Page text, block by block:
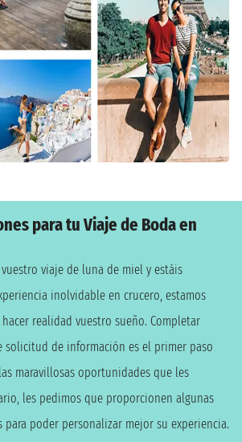
para tu Viaje de Boda en
viaje de luna de miel y estáis
inolvidable en crucero, estamos
realidad vuestro sueño. Completar
solicitud de información es el primer paso
maravillosas oportunidades que les
les pedimos que proporcionen algunas
para poder personalizar mejor su experiencia.